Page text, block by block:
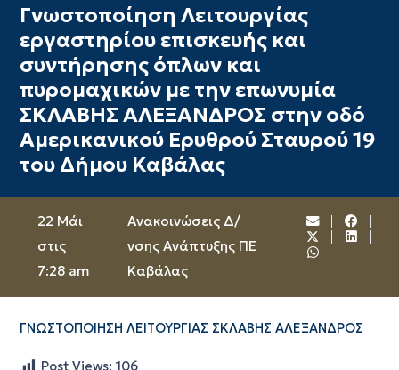
Γνωστοποίηση Λειτουργίας
εργαστηρίου επισκευής και
συντήρησης όπλων και
πυρομαχικών με την επωνυμία
ΣΚΛΑΒΗΣ ΑΛΕΞΑΝΔΡΟΣ στην οδό
Αμερικανικού Ερυθρού Σταυρού 19
του Δήμου Καβάλας
22 Μάι
στις
7:28 am
Ανακοινώσεις Δ/
νσης Ανάπτυξης ΠΕ
Καβάλας
ΓΝΩΣΤΟΠΟΙΗΣΗ ΛΕΙΤΟΥΡΓΙΑΣ ΣΚΛΑΒΗΣ ΑΛΕΞΑΝΔΡΟΣ
Post Views: 106